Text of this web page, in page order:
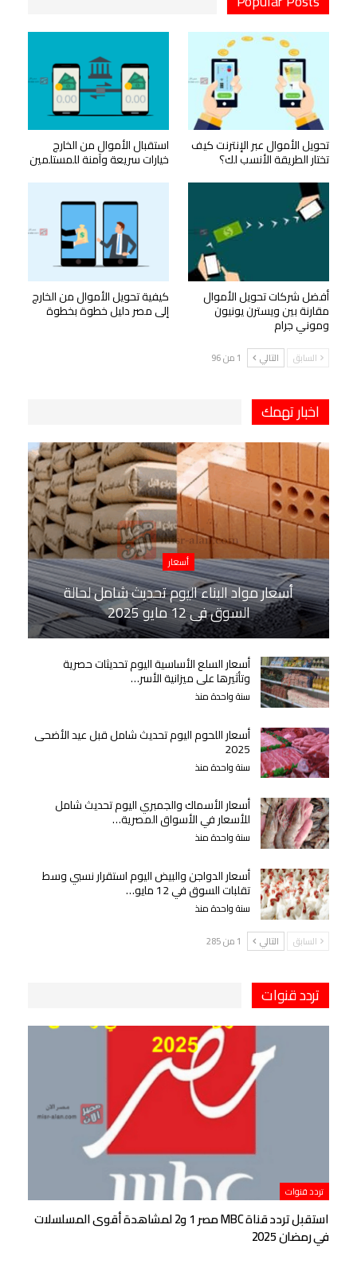
تحويل الأموال عبر الإنترنت كيف
تختار الطريقة الأنسب لك؟
استقبال الأموال من الخارج
خيارات سريعة وآمنة للمستلمين
أفضل شركات تحويل الأموال
مقارنة بين ويسترن يونيون
وموني جرام
كيفية تحويل الأموال من الخارج
إلى مصر دليل خطوة بخطوة
السابق التالي 1 من 96
اخبار تهمك
أسعار
أسعار مواد البناء اليوم تحديث شامل لحالة
السوق في 12 مايو 2025
أسعار السلع الأساسية اليوم تحديثات حصرية
وتأثيرها على ميزانية الأسر…
سنة واحدة منذ
أسعار اللحوم اليوم تحديث شامل قبل عيد الأضحى
2025
سنة واحدة منذ
أسعار الأسماك والجمبري اليوم تحديث شامل
للأسعار في الأسواق المصرية…
سنة واحدة منذ
أسعار الدواجن والبيض اليوم استقرار نسبي وسط
تقلبات السوق في 12 مايو…
سنة واحدة منذ
السابق التالي 1 من 285
تردد قنوات
تردد قنوات
استقبل تردد قناة MBC مصر 1 و2 لمشاهدة أقوى المسلسلات
في رمضان 2025